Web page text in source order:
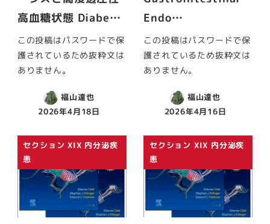
高血糖状態 Diabe…
この投稿はパスワードで保
護されているため抜粋文は
ありません。
福山達也
2026年4月18日
Endo…
この投稿はパスワードで保
護されているため抜粋文は
ありません。
福山達也
2026年4月16日
セクション XIX 内分泌疾
患
セクション XIX 内分泌疾
患